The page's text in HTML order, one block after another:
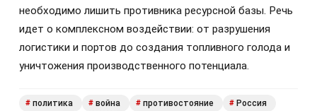
необходимо лишить противника ресурсной базы. Речь
идет о комплексном воздействии: от разрушения
логистики и портов до создания топливного голода и
уничтожения производственного потенциала.
# политика # война # противостояние # Россия